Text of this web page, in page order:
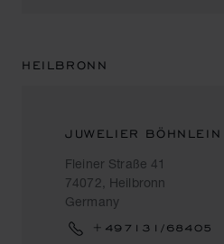
HEILBRONN
JUWELIER BÖHNLEIN
Fleiner Straße 41
74072, Heilbronn
Germany
+497131/68405